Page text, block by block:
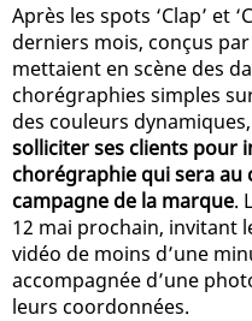
Après les spots ‘Clap’ et
derniers mois, conçus par
mettaient en scène des
chorégraphies simples
des couleurs dynamiques,
solliciter ses clients pour
chorégraphie qui sera
campagne de la marque.
12 mai prochain, invitant
vidéo de moins d’une
accompagnée d’une
leurs coordonnées.